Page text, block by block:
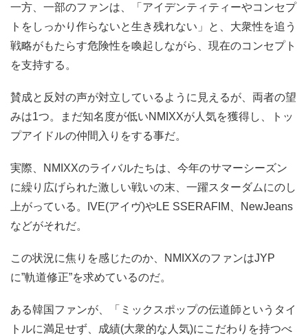
一方、一部のファンは、「アイデンティティーやコンセプ
トをしっかり作らないと生き残れない」と、大衆性を追う
戦略がもたらす危険性を喚起しながら、現在のコンセプト
を支持する。
賛成と反対の声が対立しているように見えるが、両者の望
みは1つ。まだ知名度が低いNMIXXが人気を獲得し、トッ
プアイドルの仲間入りをする事だ。
実際、NMIXXのライバルたちは、今年のサマーシーズン
に繰り広げられた激しい戦いの末、一躍スターダムにのし
上がっている。IVE(アイヴ)やLE SSERAFIM、NewJeans
などがそれだ。
この状況に焦りを感じたのか、NMIXXのファンはJYP
に”軌道修正”を求めているのだ。
ある韓国ファンが、「ミックスポップの伝道師というタイ
トルに満足せず、成績(大衆的な人気)にこだわりを持つべ